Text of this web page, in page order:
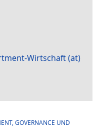
Wirtschaft (at)
GOVERNANCE UND